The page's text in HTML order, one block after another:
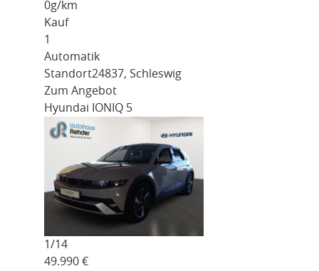
0g/km
Kauf
1
Automatik
Standort24837, Schleswig
Zum Angebot
Hyundai IONIQ 5
1/14
49.990 €